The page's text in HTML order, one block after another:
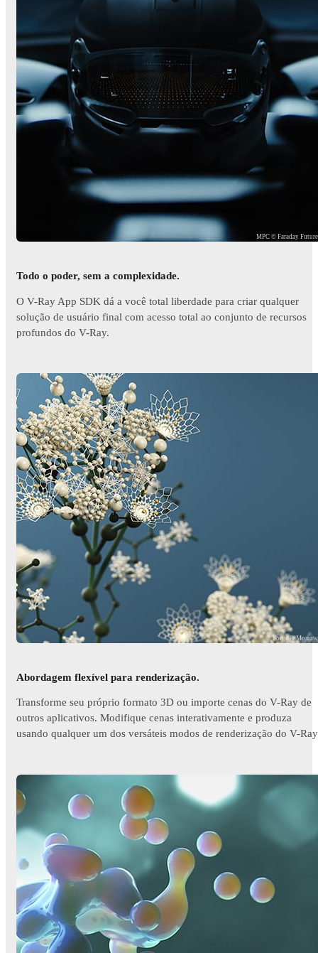
MPC © Faraday Future
Todo o poder, sem a complexidade.
O V-Ray App SDK dá a você total liberdade para criar qualquer
solução de usuário final com acesso total ao conjunto de recursos
profundos do V-Ray.
© Forge & Morrow
Abordagem flexível para renderização.
Transforme seu próprio formato 3D ou importe cenas do V-Ray de
outros aplicativos. Modifique cenas interativamente e produza
usando qualquer um dos versáteis modos de renderização do V-